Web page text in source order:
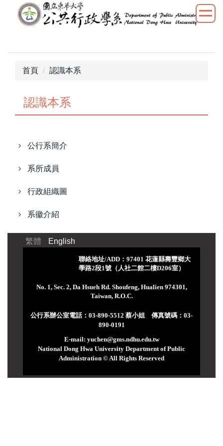
內
首頁 認識本系
認識本系
公行系簡介
系所成員
行政組織圖
系徽介紹
繁體 English
聯絡地址/ADD：97401 花蓮縣壽豐鄉大
學路2段1號（人社二館二樓D206室）
No. 1, Sec. 2, Da Hsueh Rd. Shoufeng, Hualien 974301,
Taiwan, R.O.C.
公行系辦公室電話：03-890-5512 蔡小姐 傳真號碼：03-
890-0191
E-mail: yuchen@gms.ndhu.edu.tw
National Dong Hwa University Department of Public
Administration © All Rights Reserved